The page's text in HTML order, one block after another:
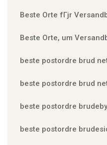
Beste Orte fГјr
Beste Orte, um
beste postordre brud
beste postordre brud
beste postordre
beste postordre